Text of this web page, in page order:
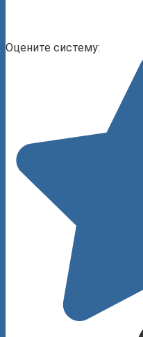
Оцените систему: